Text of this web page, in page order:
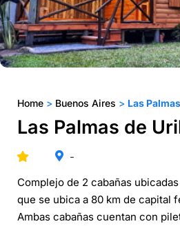
Home > Buenos Aires > Las
Las Palmas de
-
Complejo de 2 cabañas
que se ubica a 80 km de capital
Ambas cabañas cuentan con